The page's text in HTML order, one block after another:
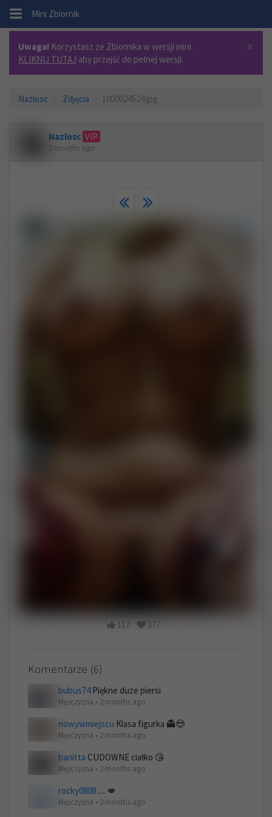
. Mini Zbiornik
×
Uwaga! Korzystasz ze Zbiornika w wersji mini.
KLIKNIJ TUTAJ aby przejść do pełnej wersji.
Nazlosc Zdjęcia 1000024524.jpg
Nazlosc VIP
2 months ago
117 377
Komentarze (6)
bubus74Piękne duze piersi
Mężczyzna • 2 months ago
nowywmiejscu Klasa figurka 👻😍
Mężczyzna • 2 months ago
banitta CUDOWNE ciałko 😘
Mężczyzna • 2 months ago
rocky0808 .... 💋
Mężczyzna • 2 months ago